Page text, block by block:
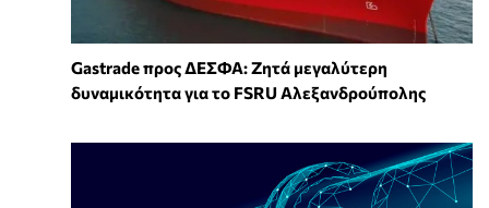
Gastrade προς ΔΕΣΦΑ: Ζητά μεγαλύτερη
δυναμικότητα για το FSRU Αλεξανδρούπολης